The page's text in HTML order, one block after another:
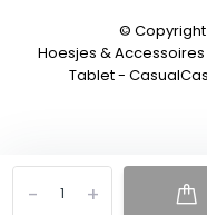
+
-
©
Hoesjes &
Tablet -